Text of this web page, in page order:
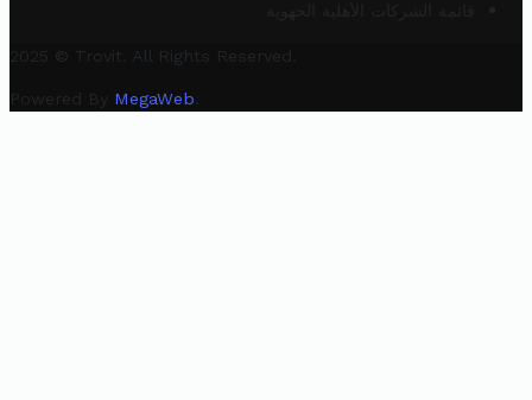
قائمة الشركات الأهلية الجهوية
2025 © Trovit. All Rights Reserved.
Powered By MegaWeb